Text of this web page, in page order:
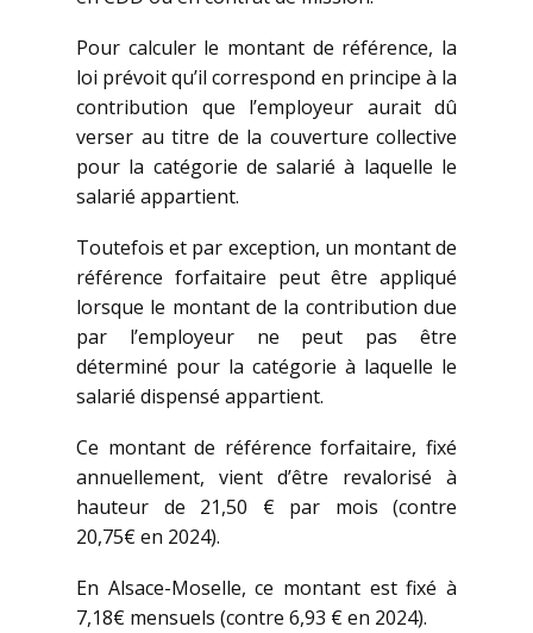
Pour calculer le montant de référence, la
loi prévoit qu’il correspond en principe à la
contribution que l’employeur aurait dû
verser au titre de la couverture collective
pour la catégorie de salarié à laquelle le
salarié appartient.
Toutefois et par exception, un montant de
référence forfaitaire peut être appliqué
lorsque le montant de la contribution due
par l’employeur ne peut pas être
déterminé pour la catégorie à laquelle le
salarié dispensé appartient.
Ce montant de référence forfaitaire, fixé
annuellement, vient d’être revalorisé à
hauteur de 21,50 € par mois (contre
20,75€ en 2024).
En Alsace-Moselle, ce montant est fixé à
7,18€ mensuels (contre 6,93 € en 2024).